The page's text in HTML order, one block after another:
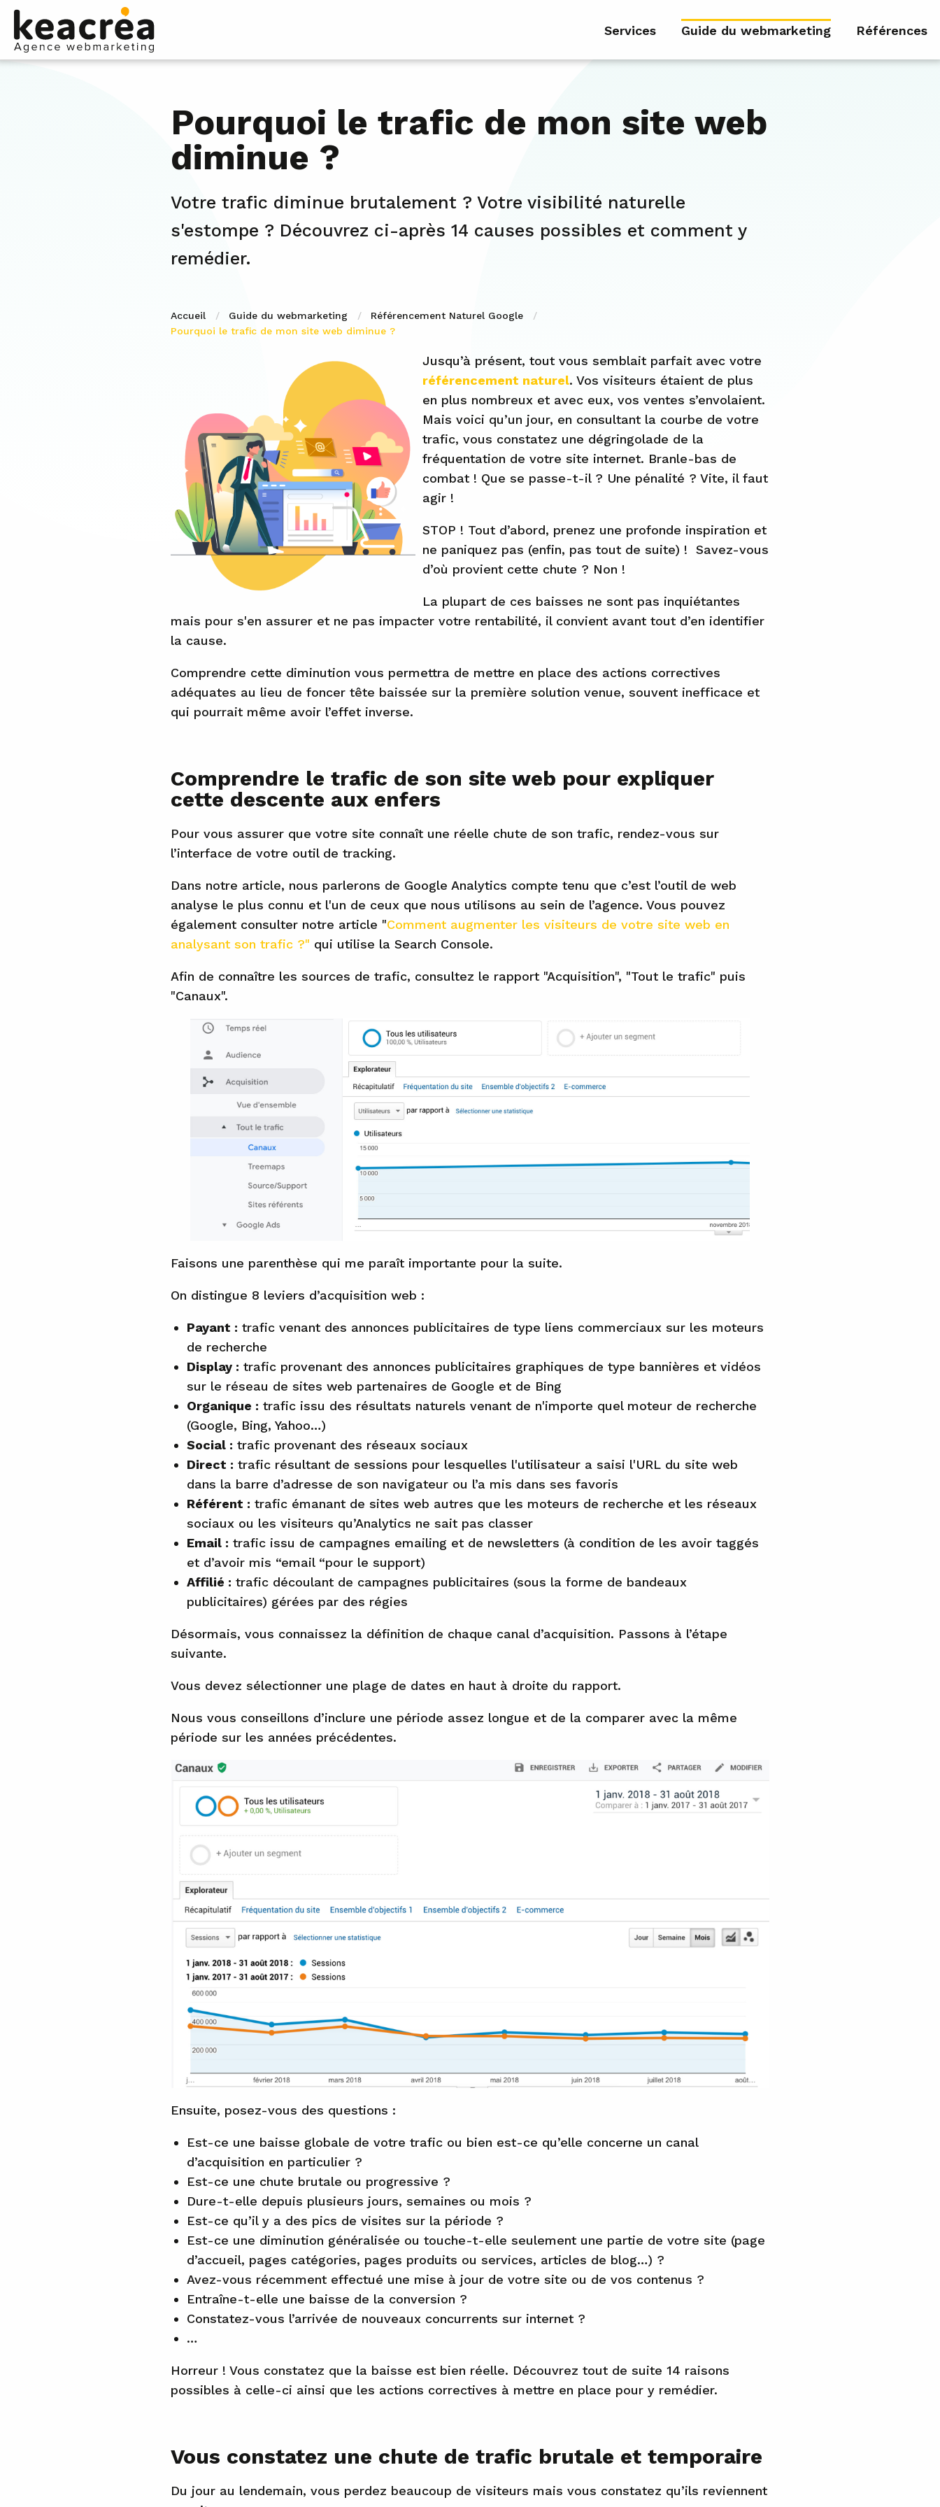
Services Guide du webmarketing Références
Pourquoi le trafic de mon site web
diminue ?
Votre trafic diminue brutalement ? Votre visibilité naturelle
s'estompe ? Découvrez ci-après 14 causes possibles et comment y
remédier.
Accueil Guide du webmarketing
Référencement Naturel Google
Pourquoi le trafic de mon site web diminue ?
Jusqu’à présent, tout vous semblait parfait avec votre
référencement naturel. Vos visiteurs étaient de plus
en plus nombreux et avec eux, vos ventes s’envolaient.
Mais voici qu’un jour, en consultant la courbe de votre
trafic, vous constatez une dégringolade de la
fréquentation de votre site internet. Branle-bas de
combat ! Que se passe-t-il ? Une pénalité ? Vite, il faut
agir !
STOP ! Tout d’abord, prenez une profonde inspiration et
ne paniquez pas (enfin, pas tout de suite) ! Savez-vous
d’où provient cette chute ? Non !
La plupart de ces baisses ne sont pas inquiétantes
mais pour s'en assurer et ne pas impacter votre rentabilité, il convient avant tout d’en identifier
la cause.
Comprendre cette diminution vous permettra de mettre en place des actions correctives
adéquates au lieu de foncer tête baissée sur la première solution venue, souvent inefficace et
qui pourrait même avoir l’effet inverse.
Comprendre le trafic de son site web pour expliquer
cette descente aux enfers
Pour vous assurer que votre site connaît une réelle chute de son trafic, rendez-vous sur
l’interface de votre outil de tracking.
Dans notre article, nous parlerons de Google Analytics compte tenu que c’est l’outil de web
analyse le plus connu et l'un de ceux que nous utilisons au sein de l’agence. Vous pouvez
également consulter notre article "Comment augmenter les visiteurs de votre site web en
analysant son trafic ?" qui utilise la Search Console.
Afin de connaître les sources de trafic, consultez le rapport "Acquisition", "Tout le trafic" puis
"Canaux".
Faisons une parenthèse qui me paraît importante pour la suite.
On distingue 8 leviers d’acquisition web :
Payant : trafic venant des annonces publicitaires de type liens commerciaux sur les moteurs
de recherche
Display : trafic provenant des annonces publicitaires graphiques de type bannières et vidéos
sur le réseau de sites web partenaires de Google et de Bing
Organique : trafic issu des résultats naturels venant de n'importe quel moteur de recherche
(Google, Bing, Yahoo…)
Social : trafic provenant des réseaux sociaux
Direct : trafic résultant de sessions pour lesquelles l'utilisateur a saisi l'URL du site web
dans la barre d’adresse de son navigateur ou l’a mis dans ses favoris
Référent : trafic émanant de sites web autres que les moteurs de recherche et les réseaux
sociaux ou les visiteurs qu’Analytics ne sait pas classer
Email : trafic issu de campagnes emailing et de newsletters (à condition de les avoir taggés
et d’avoir mis “email “pour le support)
Affilié : trafic découlant de campagnes publicitaires (sous la forme de bandeaux
publicitaires) gérées par des régies
Désormais, vous connaissez la définition de chaque canal d’acquisition. Passons à l’étape
suivante.
Vous devez sélectionner une plage de dates en haut à droite du rapport.
Nous vous conseillons d’inclure une période assez longue et de la comparer avec la même
période sur les années précédentes.
Ensuite, posez-vous des questions :
Est-ce une baisse globale de votre trafic ou bien est-ce qu’elle concerne un canal
d’acquisition en particulier ?
Est-ce une chute brutale ou progressive ?
Dure-t-elle depuis plusieurs jours, semaines ou mois ?
Est-ce qu’il y a des pics de visites sur la période ?
Est-ce une diminution généralisée ou touche-t-elle seulement une partie de votre site (page
d’accueil, pages catégories, pages produits ou services, articles de blog…) ?
Avez-vous récemment effectué une mise à jour de votre site ou de vos contenus ?
Entraîne-t-elle une baisse de la conversion ?
Constatez-vous l’arrivée de nouveaux concurrents sur internet ?
…
Horreur ! Vous constatez que la baisse est bien réelle. Découvrez tout de suite 14 raisons
possibles à celle-ci ainsi que les actions correctives à mettre en place pour y remédier.
Vous constatez une chute de trafic brutale et temporaire
Du jour au lendemain, vous perdez beaucoup de visiteurs mais vous constatez qu’ils reviennent